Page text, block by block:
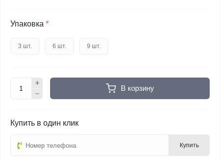
Упаковка *
3 шт. 6 шт. 9 шт.
В корзину
Купить в один клик
Купить